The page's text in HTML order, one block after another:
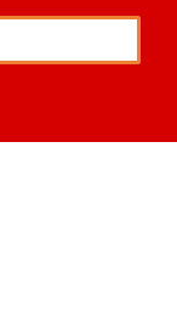
tiếp tạicông ty